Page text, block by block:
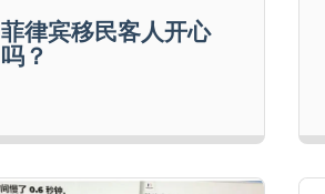
菲律宾移民客人开心
吗？